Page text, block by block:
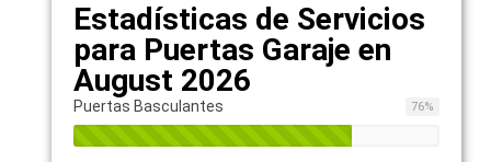
Estadísticas de Servicios
para Puertas Garaje en
August 2026
Puertas Basculantes 76%